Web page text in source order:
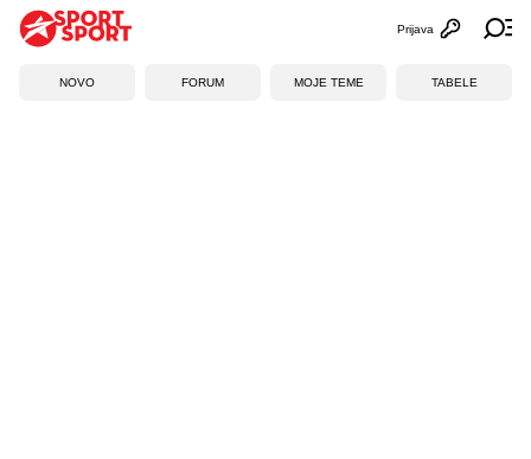
Otvori
Prijava
NOVO FORUM MOJE TEME TABELE